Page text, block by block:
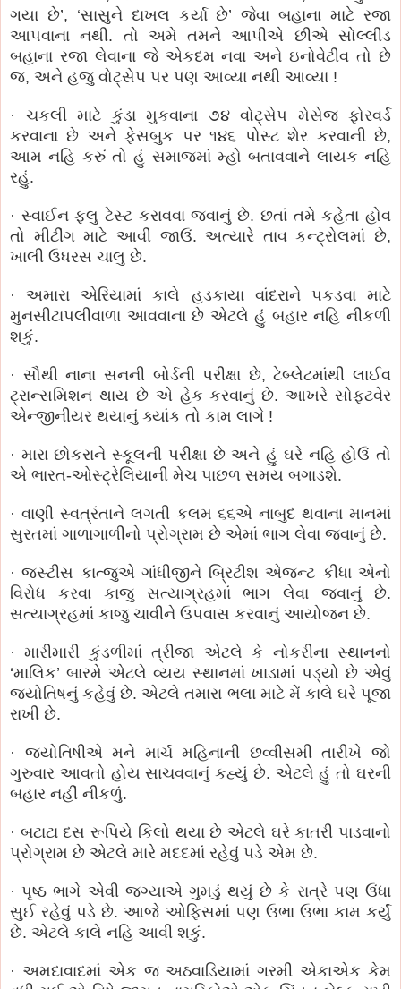
ગયા છે’, ‘સાસુને દાખલ કર્યા છે’ જેવા બહાના માટે રજા
આપવાના નથી. તો અમે તમને આપીએ છીએ સોલ્લીડ
બહાના રજા લેવાના જે એકદમ નવા અને ઇનોવેટીવ તો છે
જ, અને હજુ વોટ્સેપ પર પણ આવ્યા નથી આવ્યા !
· ચકલી માટે કુંડા મુકવાના ૭૪ વોટ્સેપ મેસેજ ફોરવર્ડ
કરવાના છે અને ફેસબુક પર ૧૪૬ પોસ્ટ શેર કરવાની છે,
આમ નહિ કરું તો હું સમાજમાં મ્હો બતાવવાને લાયક નહિ
રહું.
· સ્વાઈન ફ્લુ ટેસ્ટ કરાવવા જવાનું છે. છતાં તમે કહેતા હોવ
તો મીટીંગ માટે આવી જાઉં. અત્યારે તાવ કન્ટ્રોલમાં છે,
ખાલી ઉધરસ ચાલુ છે.
· અમારા એરિયામાં કાલે હડકાયા વાંદરાને પકડવા માટે
મુનસીટાપલીવાળા આવવાના છે એટલે હું બહાર નહિ નીકળી
શકું.
· સૌથી નાના સનની બોર્ડની પરીક્ષા છે, ટેબ્લેટમાંથી લાઈવ
ટ્રાન્સમિશન થાય છે એ હેક કરવાનું છે. આખરે સોફ્ટવેર
એન્જીનીયર થયાનું ક્યાંક તો કામ લાગે !
· મારા છોકરાને સ્કૂલની પરીક્ષા છે અને હું ઘરે નહિ હોઉં તો
એ ભારત-ઓસ્ટ્રેલિયાની મેચ પાછળ સમય બગાડશે.
· વાણી સ્વત્રંતાને લગતી કલમ ૬૬એ નાબુદ થવાના માનમાં
સુરતમાં ગાળાગાળીનો પ્રોગ્રામ છે એમાં ભાગ લેવા જવાનું છે.
· જસ્ટીસ કાત્જુએ ગાંધીજીને બ્રિટીશ એજન્ટ કીધા એનો
વિરોધ કરવા કાજુ સત્યાગ્રહમાં ભાગ લેવા જવાનું છે.
સત્યાગ્રહમાં કાજુ ચાવીને ઉપવાસ કરવાનું આયોજન છે.
· મારીમારી કુંડળીમાં ત્રીજા એટલે કે નોકરીના સ્થાનનો
‘માલિક’ બારમે એટલે વ્યય સ્થાનમાં ખાડામાં પડ્યો છે એવું
જ્યોતિષનું કહેવું છે. એટલે તમારા ભલા માટે મેં કાલે ઘરે પૂજા
રાખી છે.
· જ્યોતિષીએ મને માર્ચ મહિનાની છવ્વીસમી તારીખે જો
ગુરુવાર આવતો હોય સાચવવાનું કહ્યું છે. એટલે હું તો ઘરની
બહાર નહીં નીકળું.
· બટાટા દસ રૂપિયે કિલો થયા છે એટલે ઘરે કાતરી પાડવાનો
પ્રોગ્રામ છે એટલે મારે મદદમાં રહેવું પડે એમ છે.
· પૃષ્ઠ ભાગે એવી જગ્યાએ ગુમડું થયું છે કે રાત્રે પણ ઉંધા
સુઈ રહેવું પડે છે. આજે ઓફિસમાં પણ ઉભા ઉભા કામ કર્યું
છે. એટલે કાલે નહિ આવી શકું.
· અમદાવાદમાં એક જ અઠવાડિયામાં ગરમી એકાએક કેમ